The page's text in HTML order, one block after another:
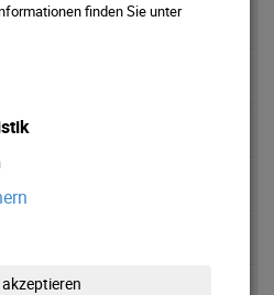
finden Sie unter